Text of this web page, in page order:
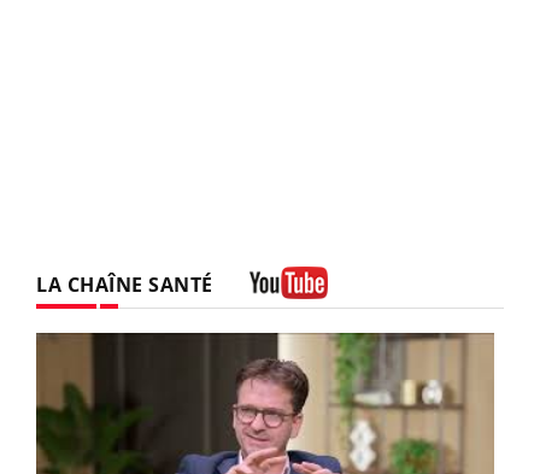
LA CHAÎNE SANTÉ